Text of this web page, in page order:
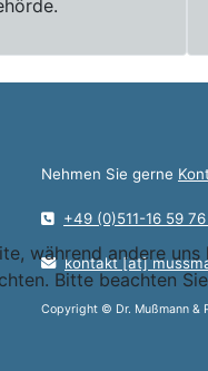
Nehmen Sie gerne
+49 (0)511-16 59
kontakt [at]
Copyright © Dr. Mußmann &
während andere
Bitte beachten